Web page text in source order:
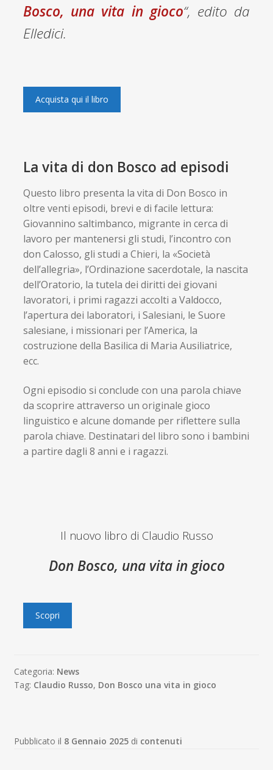
Bosco, una vita in gioco“, edito da
Elledici.
Acquista qui il libro
La vita di don Bosco ad episodi
Questo libro presenta la vita di Don Bosco in
oltre venti episodi, brevi e di facile lettura:
Giovannino saltimbanco, migrante in cerca di
lavoro per mantenersi gli studi, l’incontro con
don Calosso, gli studi a Chieri, la «Società
dell’allegria», l’Ordinazione sacerdotale, la nascita
dell’Oratorio, la tutela dei diritti dei giovani
lavoratori, i primi ragazzi accolti a Valdocco,
l’apertura dei laboratori, i Salesiani, le Suore
salesiane, i missionari per l’America, la
costruzione della Basilica di Maria Ausiliatrice,
ecc.
Ogni episodio si conclude con una parola chiave
da scoprire attraverso un originale gioco
linguistico e alcune domande per riflettere sulla
parola chiave. Destinatari del libro sono i bambini
a partire dagli 8 anni e i ragazzi.
Il nuovo libro di Claudio Russo
Don Bosco, una vita in gioco
Scopri
Categoria: News
Tag: Claudio Russo, Don Bosco una vita in gioco
Pubblicato il 8 Gennaio 2025 di contenuti